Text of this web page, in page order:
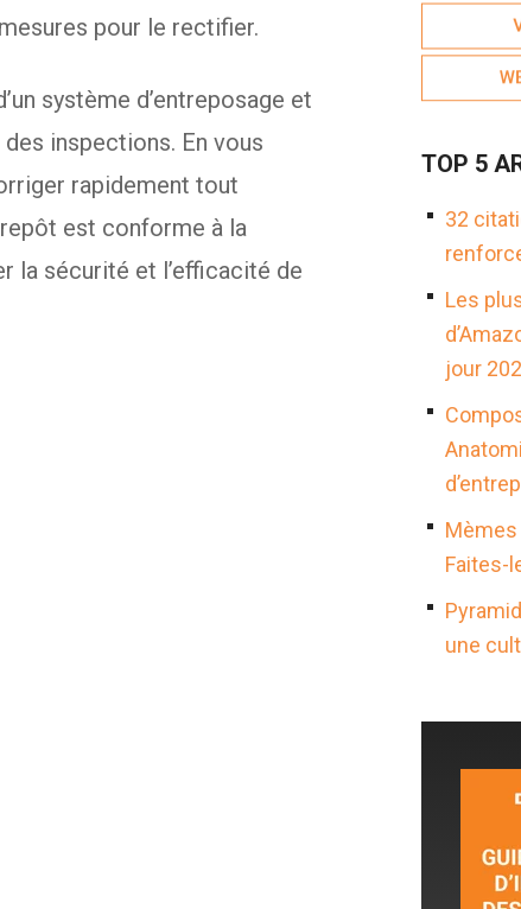
pour le rectifier.
système d’entreposage et
inspections. En vous
rapidement tout
est conforme à la
la sécurité et l’efficacité de
TOP 5
32
Les
jour
Mèmes
Faites-
une